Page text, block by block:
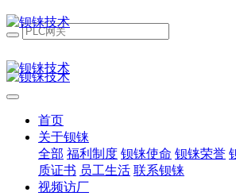
首页
关于钡铼
全部 福利制度 钡铼使命 钡铼荣誉
质证书 员工生活 联系钡铼
视频访厂